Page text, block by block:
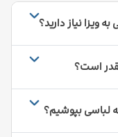
ویزا نیاز دارید؟
است؟
لباسی بپوشیم؟